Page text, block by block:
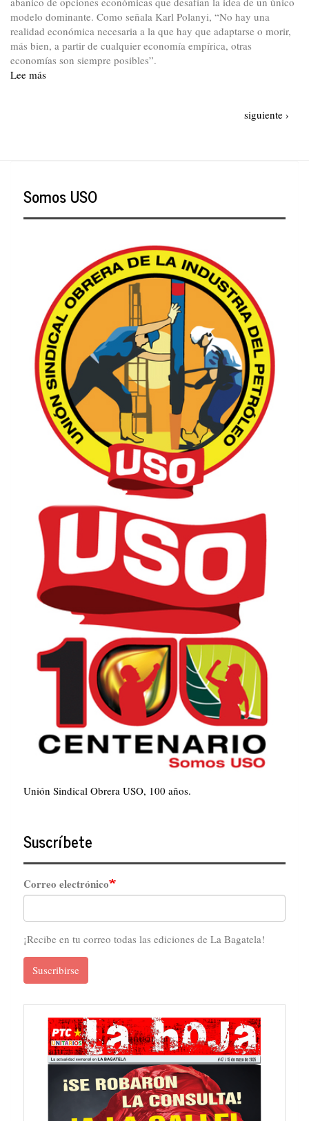
modelo dominante. Como señala Karl Polanyi, “No hay una
realidad económica necesaria a la que hay que adaptarse o morir,
más bien, a partir de cualquier economía empírica, otras
economías son siempre posibles”.
Lee más
Siguiente
siguiente ›
Somos USO
Unión Sindical Obrera USO, 100 años.
Suscríbete
Correo electrónico
¡Recibe en tu correo todas las ediciones de La Bagatela!
Suscribirse